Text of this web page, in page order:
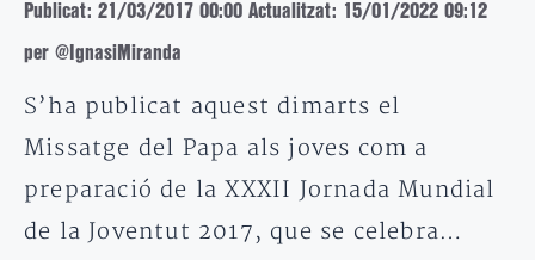
Publicat: 21/03/2017 00:00 Actualitzat: 15/01/2022 09:12
per @IgnasiMiranda
S’ha publicat aquest dimarts el
Missatge del Papa als joves com a
preparació de la XXXII Jornada Mundial
de la Joventut 2017, que se celebra…